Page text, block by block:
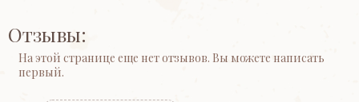
Отзывы:
На этой странице еще нет отзывов. Вы можете написать
первый.